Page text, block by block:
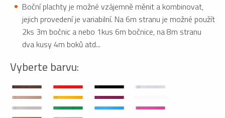
Boční plachty je možné vzájemně měnit a kombinovat,
jejich provedení je variabilní. Na 6m stranu je možné použít
2ks 3m bočnic a nebo 1kus 6m bočnice, na 8m stranu
dva kusy 4m boků atd...
Vyberte barvu: